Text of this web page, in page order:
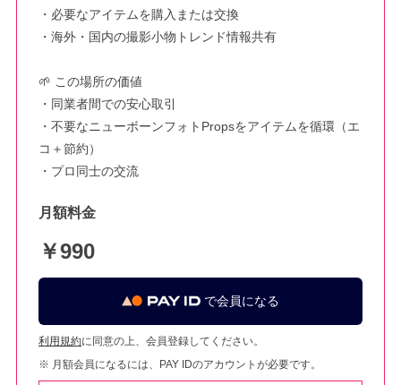
・必要なアイテムを購入または交換
・海外・国内の撮影小物トレンド情報共有
🌱 この場所の価値
・同業者間での安心取引
・不要なニューボーンフォトPropsをアイテムを循環（エ
コ＋節約）
月額料金
￥990
で会員になる
利用規約に同意の上、会員登録してください。
※ 月額会員になるには、PAY IDのアカウントが必要です。